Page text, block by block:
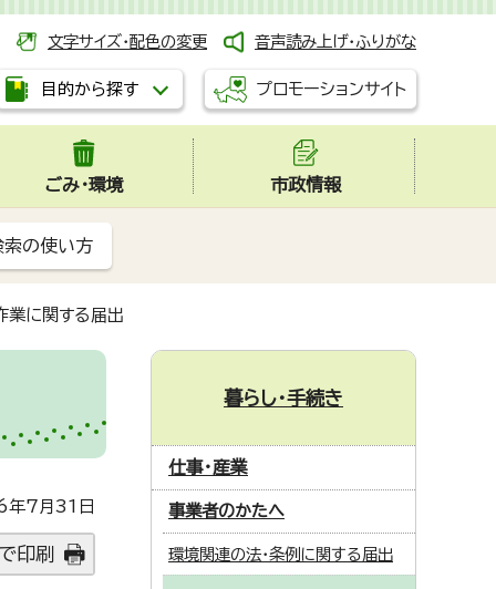
文字サイズ・配色の変更 音声読み上げ・ふりがな
目的から探す プロモーションサイト
ごみ・環境 市政情報
索の使い方
業に関する届出
7月31日
印刷
暮らし・手続き
仕事・産業
事業者のかたへ
環境関連の法・条例に関する届出